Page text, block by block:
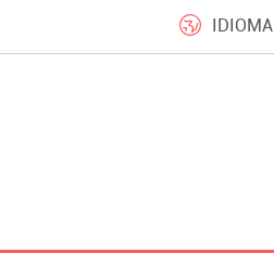
IDIOMA